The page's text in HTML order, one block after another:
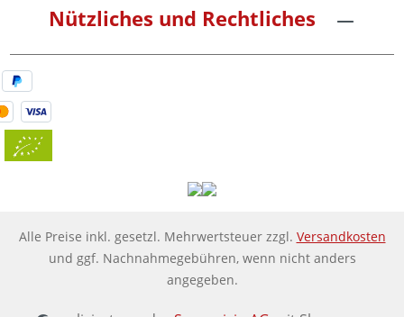
Nützliches und Rechtliches
Alle Preise inkl. gesetzl. Mehrwertsteuer zzgl. Versandkosten
und ggf. Nachnahmegebühren, wenn nicht anders
angegeben.